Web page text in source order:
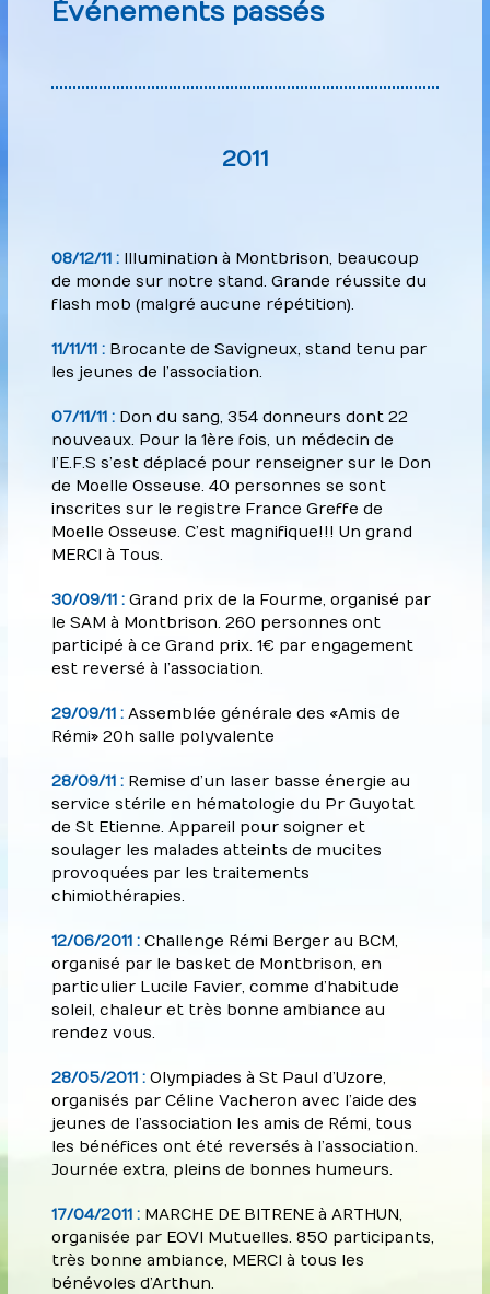
Événements passés
2011
08/12/11 : Illumination à Montbrison, beaucoup
de monde sur notre stand. Grande réussite du
flash mob (malgré aucune répétition).
11/11/11 : Brocante de Savigneux, stand tenu par
les jeunes de l’association.
07/11/11 : Don du sang, 354 donneurs dont 22
nouveaux. Pour la 1ère fois, un médecin de
l’E.F.S s’est déplacé pour renseigner sur le Don
de Moelle Osseuse. 40 personnes se sont
inscrites sur le registre France Greffe de
Moelle Osseuse. C’est magnifique!!! Un grand
MERCI à Tous.
30/09/11 : Grand prix de la Fourme, organisé par
le SAM à Montbrison. 260 personnes ont
participé à ce Grand prix. 1€ par engagement
est reversé à l’association.
29/09/11 : Assemblée générale des « Amis de
Rémi » 20h salle polyvalente
28/09/11 : Remise d’un laser basse énergie au
service stérile en hématologie du Pr Guyotat
de St Etienne. Appareil pour soigner et
soulager les malades atteints de mucites
provoquées par les traitements
chimiothérapies.
12/06/2011 : Challenge Rémi Berger au BCM,
organisé par le basket de Montbrison, en
particulier Lucile Favier, comme d’habitude
soleil, chaleur et très bonne ambiance au
rendez vous.
28/05/2011 : Olympiades à St Paul d’Uzore,
organisés par Céline Vacheron avec l’aide des
jeunes de l’association les amis de Rémi, tous
les bénéfices ont été reversés à l’association.
Journée extra, pleins de bonnes humeurs.
17/04/2011 : MARCHE DE BITRENE à ARTHUN,
organisée par EOVI Mutuelles. 850 participants,
très bonne ambiance, MERCI à tous les
bénévoles d’Arthun.